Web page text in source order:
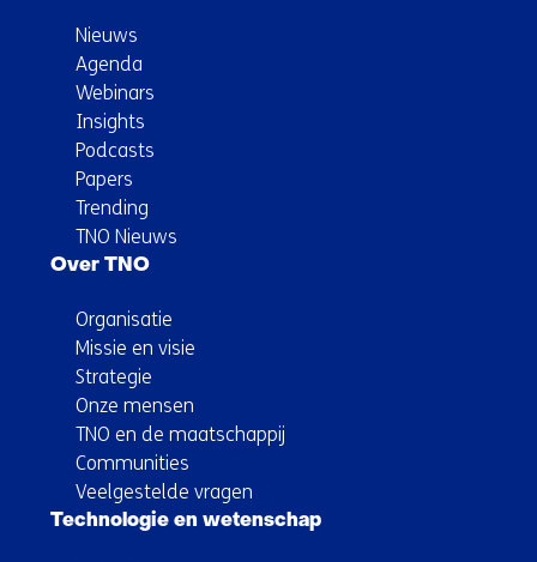
Nieuws
Agenda
Webinars
Insights
Podcasts
Papers
Trending
TNO Nieuws
Over TNO
Organisatie
Missie en visie
Strategie
Onze mensen
TNO en de maatschappij
Communities
Veelgestelde vragen
Technologie en wetenschap